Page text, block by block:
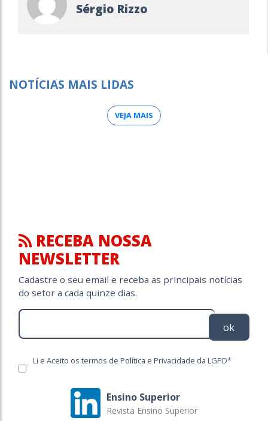
Sérgio Rizzo
NOTÍCIAS MAIS LIDAS
VEJA MAIS
RECEBA NOSSA
NEWSLETTER
Cadastre o seu email e receba as principais notícias
do setor a cada quinze dias.
ok
Li e Aceito os termos de Política e Privacidade da LGPD*
Ensino Superior
Revista Ensino Superior